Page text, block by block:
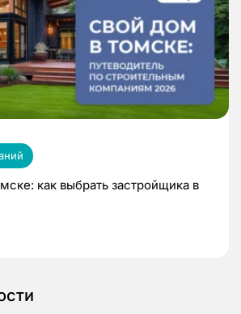
как выбрать застройщика в